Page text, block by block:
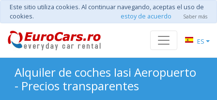
Este sitio utiliza cookies. Al continuar navegando, aceptas el uso de
cookies.
estoy de acuerdo Saber más
ES
Alquiler de coches Iasi Aeropuerto
- Precios transparentes